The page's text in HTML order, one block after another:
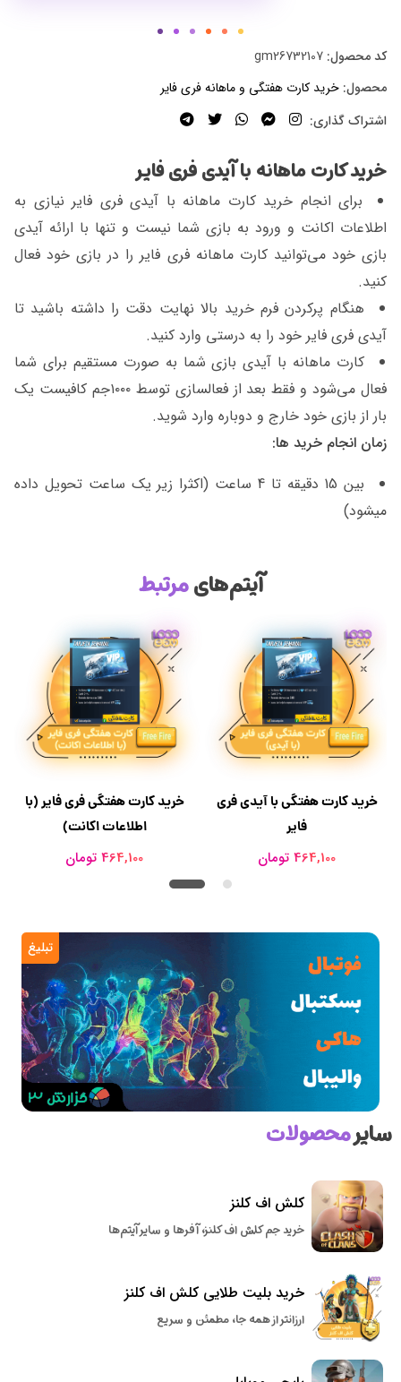
کد محصول:
محصول: خرید کارت هفتگی و ماهانه فری فایر
اشتراک گذاری:
خرید کارت ماهانه با آیدی فری فایر
برای انجام خرید کارت ماهانه با آیدی فری فایر نیازی به
اطلاعات اکانت و ورود به بازی شما نیست و تنها با ارائه آیدی
بازی خود می‌توانید کارت ماهانه فری فایر را در بازی خود فعال
کنید.
هنگام پرکردن فرم خرید بالا نهایت دقت را داشته باشید تا
آیدی فری فایر خود را به درستی وارد کنید.
کارت ماهانه با آیدی بازی شما به صورت مستقیم برای شما
فعال می‌شود و فقط بعد از فعالسازی توسط ۱۰۰۰جم کافیست یک
بار از بازی خود خارج و دوباره وارد شوید.
زمان انجام خرید ها:
بین 15 دقیقه تا 4 ساعت (اکثرا زیر یک ساعت تحویل داده
میشود)
آیتم‌هایمرتبط
خرید کارت هفتگی فری فایر (با
اطلاعات اکانت)
464,100 تومان
خرید کارت هفتگی با آیدی فری
فایر
464,100 تومان
تبلیغ
سایرمحصولات
کلش اف کلنز
خرید جم کلش اف کلنز، آفرها و سایر آیتم‌ها
خرید بلیت طلایی کلش اف کلنز
ارزانتر از همه جا، مطمئن و سریع